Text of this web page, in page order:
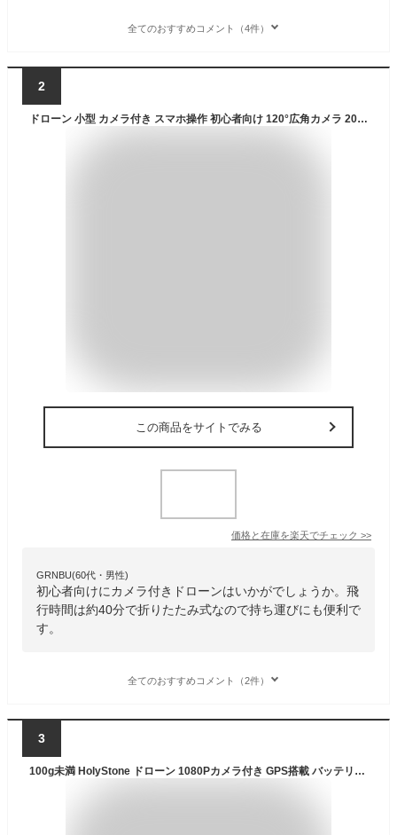
全てのおすすめコメント（4件）
2
ドローン 小型 カメラ付き スマホ操作 初心者向け 120°広角カメラ 200g未満 4K HD広角カメラ付き 高度維持 飛行時間40分 WiFi 折りたたみ式 携帯アプリ制御 執跡飛行 ビデオを撮る バッテリー3個付 収納ケース付き
この商品をサイトでみる
価格と在庫を楽天でチェック >>
GRNBU(60代・男性)
初心者向けにカメラ付きドローンはいかがでしょうか。飛
行時間は約40分で折りたたみ式なので持ち運びにも便利で
す。
全てのおすすめコメント（2件）
3
100g未満 HolyStone ドローン 1080Pカメラ付き GPS搭載 バッテリー2個 28分飛行時間 120°カメラ リターンモード フォローミーモード 収納ケース付き 高度維持 ウェィポイントモード 2.4GHz モード1/2自由転換 国内認証済み